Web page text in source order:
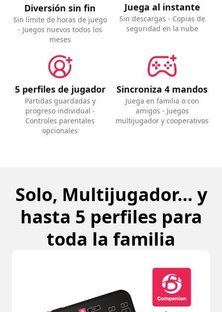
Diversión sin fin
Sin límite de horas de juego
- Juegos nuevos todos los
meses
Juega al instante
Sin descargas - Copias de
seguridad en la nube
5 perfiles de jugador
Partidas guardadas y
progreso individual -
Controles parentales
opcionales
Sincroniza 4 mandos
Juega en familia o con
amigos - Juegos
multijugador y cooperativos
Solo, Multijugador… y
hasta 5 perfiles para
toda la familia